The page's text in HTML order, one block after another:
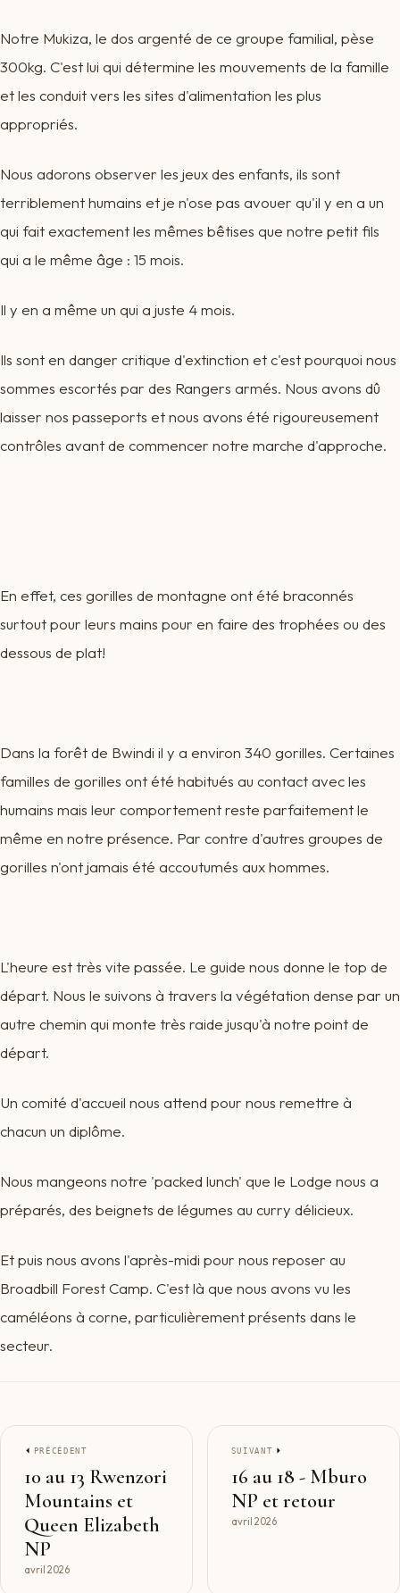
Notre Mukiza, le dos argenté de ce groupe familial, pèse
300kg. C'est lui qui détermine les mouvements de la famille
et les conduit vers les sites d'alimentation les plus
appropriés.
Nous adorons observer les jeux des enfants, ils sont
terriblement humains et je n'ose pas avouer qu'il y en a un
qui fait exactement les mêmes bêtises que notre petit fils
qui a le même âge : 15 mois.
Il y en a même un qui a juste 4 mois.
Ils sont en danger critique d'extinction et c'est pourquoi nous
sommes escortés par des Rangers armés. Nous avons dû
laisser nos passeports et nous avons été rigoureusement
contrôles avant de commencer notre marche d'approche.
En effet, ces gorilles de montagne ont été braconnés
surtout pour leurs mains pour en faire des trophées ou des
dessous de plat!
Dans la forêt de Bwindi il y a environ 340 gorilles. Certaines
familles de gorilles ont été habitués au contact avec les
humains mais leur comportement reste parfaitement le
même en notre présence. Par contre d'autres groupes de
gorilles n'ont jamais été accoutumés aux hommes.
L'heure est très vite passée. Le guide nous donne le top de
départ. Nous le suivons à travers la végétation dense par un
autre chemin qui monte très raide jusqu'à notre point de
départ.
Un comité d'accueil nous attend pour nous remettre à
chacun un diplôme.
Nous mangeons notre 'packed lunch' que le Lodge nous a
préparés, des beignets de légumes au curry délicieux.
Et puis nous avons l'après-midi pour nous reposer au
Broadbill Forest Camp. C'est là que nous avons vu les
caméléons à corne, particulièrement présents dans le
secteur.
PRÉCÉDENT
10 au 13 Rwenzori
Mountains et
Queen Elizabeth
NP
avril 2026
SUIVANT
16 au 18 - Mburo
NP et retour
avril 2026